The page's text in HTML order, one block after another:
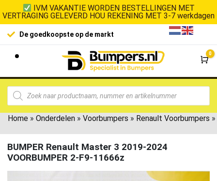
IVM VAKANTIE WORDEN BESTELLINGEN MET
VERTRAGING GELEVERD HOU REKENING MET 3-7 werkdagen
De goedkoopste op de markt
0
Home » Onderdelen » Voorbumpers » Renault Voorbumpers »
BUMPER Renault Master 3 2019-2024
VOORBUMPER 2-F9-11666z